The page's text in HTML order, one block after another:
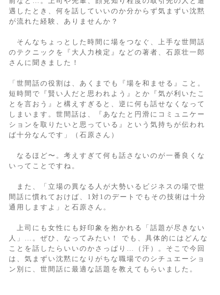
遇したとき、何を話していいのか分からず気まずい沈黙
が流れた経験、ありませんか？
そんなちょっとした時間に場をつなぐ、上手な世間話
のテクニックを『大人力検定』などの著者、石原壮一郎
さんに聞きました！
「世間話の役割は、あくまでも『場を和ませる』こと。
短時間で『賢い人だと思われよう』とか『気が利いたこ
とを言おう』と構えすぎると、逆に何も話せなくなって
しまいます。世間話は、『あなたと円滑にコミュニケー
ションを取りたいと思っている』という気持ちが伝われ
ば十分なんです」（石原さん）
なるほど〜。考えすぎて何も話さないのが一番良くな
いってことですね。
また、「立場の異なる人が大勢いるビジネスの場で世
間話に慣れておけば、1対1のデートでもその技術は十分
通用しますよ」と石原さん。
上司にも女性にも好印象を抱かれる「話題が尽きない
人」…。ぜひ、なってみたい！ でも、具体的にはどんな
ことを話したらいいのかさっぱり…（汗）。そこで今回
は、気まずい沈黙になりがちな職場でのシチュエーショ
ン別に、世間話に最適な話題を教えてもらいました。